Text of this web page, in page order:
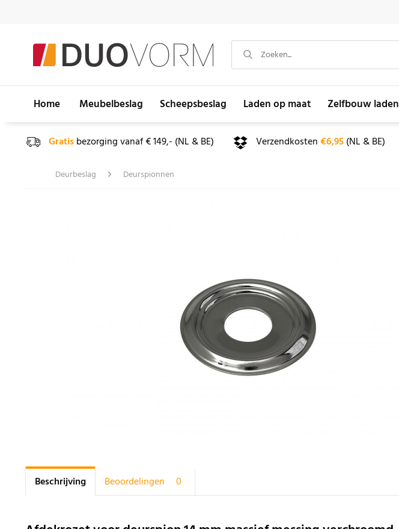
Home Meubelbeslag Scheepsbeslag Laden op maat Zelfbouw laden
Gratisbezorging vanaf € 149,- (NL & BE) Verzendkosten€6,95(NL & BE)
Deurbeslag Deurspionnen
Beschrijving Beoordelingen 0